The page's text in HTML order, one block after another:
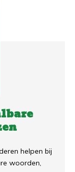
helpen bij
woorden,